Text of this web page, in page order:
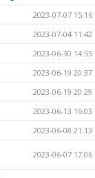
2023-07-07 15:16
2023-07-04 11:42
2023-06-30 14:55
2023-06-19 20:37
2023-06-19 20:29
2023-06-13 16:03
2023-06-08 21:13
2023-06-07 17:06